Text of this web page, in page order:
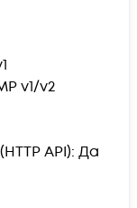
v1/v2
API): Да